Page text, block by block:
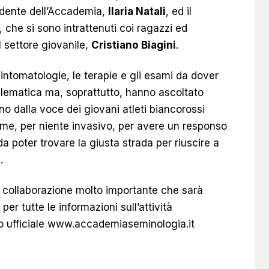
dell’Accademia,
Ilaria Natali, ed il
, che si sono intrattenuti coi ragazzi ed
settore giovanile, Cristiano Biagini.
le terapie e gli esami da dover
ma, soprattutto, hanno ascoltato
dalla voce dei giovani atleti biancorossi
per niente invasivo, per avere un responso
poter trovare la giusta strada per riuscire a
molto importante che sarà
tutte le informazioni sull’attività
ufficiale www.accademiaseminologia.it